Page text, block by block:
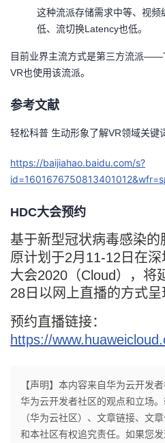
这种流派存储需求中等、视
低、流切换Latency也低。
目前业界主流方式是第三方流派
VR也使用该流派。
参考文献
轻松科普 生动形象了解VR领域关键
https://baijiahao.baidu.com/s?
HDC大会预约
基于新型冠状病毒感染的
原计划于2月11-12日在
大会2020（Cloud），将
28日以网上直播的方式呈
预约直播链接：
https://
【声明】本内容来自华为云开发
华为云开发者社区的观点和立场
（华为云社区）、文章链接、文
和本社区有权追究责任。如果您